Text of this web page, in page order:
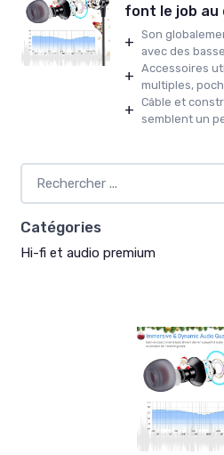
font le job au
+ Son
avec des
+ Accessoires
multiples,
+ Câble et
semblent un
Catégories
Hi-fi et audio premium